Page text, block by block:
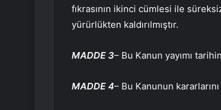
fıkrasının ikinci cümlesi ile
yürürlükten kaldırılmıştır.
MADDE 3– Bu Kanun yayımı
MADDE 4– Bu Kanunun